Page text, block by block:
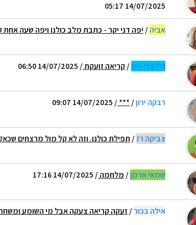
14/07/2025 05:17
אביה/יפה דני יקר - כתבת מלב כולנו ויפה שעה אחת
גלי צבי-ויס/קריאה זועקת/ 14/07/2025 06:50
רבקה ירון/
***
/ 14/07/2025 09:07
צביקה רז/תפילת כולנו. וזה לא קל מול מרצחים
שמאי ארמן/מלחמה/ 14/07/2025 17:16
אילה בכור/זעקה קריאה צעקה אבל מי השומע